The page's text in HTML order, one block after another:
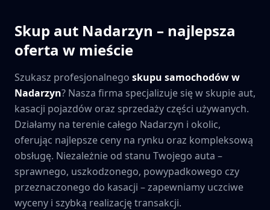
Skup aut Nadarzyn – najlepsza
oferta w mieście
Szukasz profesjonalnego skupu samochodów w
Nadarzyn? Nasza firma specjalizuje się w skupie aut,
kasacji pojazdów oraz sprzedaży części używanych.
Działamy na terenie całego Nadarzyn i okolic,
oferując najlepsze ceny na rynku oraz kompleksową
obsługę. Niezależnie od stanu Twojego auta –
sprawnego, uszkodzonego, powypadkowego czy
przeznaczonego do kasacji – zapewniamy uczciwe
wyceny i szybką realizację transakcji.